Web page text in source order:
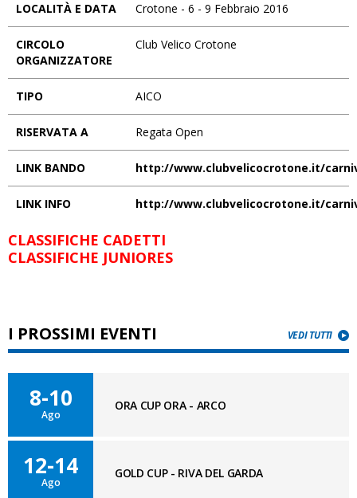
LOCALITÀ E DATA Crotone - 6 - 9 Febbraio 2016
CIRCOLO
ORGANIZZATORE
Club Velico Crotone
TIPO AICO
RISERVATA A Regata Open
LINK BANDO http://www.clubvelicocrotone.it/
LINK INFO http://www.clubvelicocrotone.it/
CLASSIFICHE CADETTI
CLASSIFICHE JUNIORES
I PROSSIMI EVENTI VEDI TUTTI
8-10
Ago
ORA CUP ORA - ARCO
12-14
Ago
GOLD CUP - RIVA DEL GARDA